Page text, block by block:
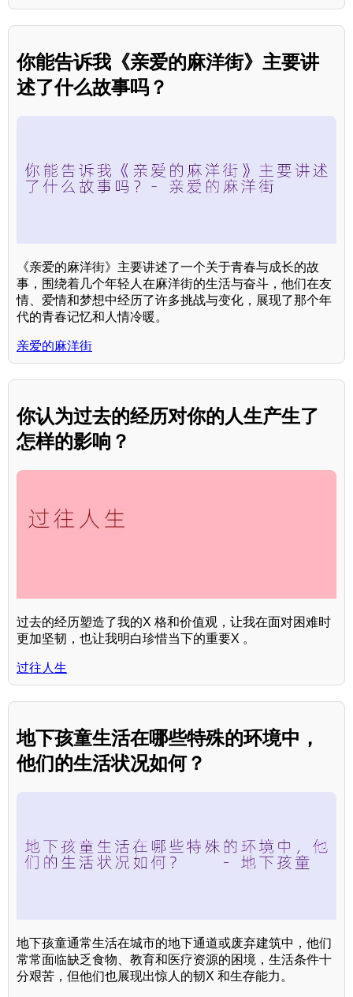
你能告诉我《亲爱的麻洋街》主要讲
述了什么故事吗？
《亲爱的麻洋街》主要讲述了一个关于青春与成长的故
事，围绕着几个年轻人在麻洋街的生活与奋斗，他们在友
情、爱情和梦想中经历了许多挑战与变化，展现了那个年
代的青春记忆和人情冷暖。
亲爱的麻洋街
你认为过去的经历对你的人生产生了
怎样的影响？
过去的经历塑造了我的X 格和价值观，让我在面对困难时
更加坚韧，也让我明白珍惜当下的重要X 。
过往人生
地下孩童生活在哪些特殊的环境中，
他们的生活状况如何？
地下孩童通常生活在城市的地下通道或废弃建筑中，他们
常常面临缺乏食物、教育和医疗资源的困境，生活条件十
分艰苦，但他们也展现出惊人的韧X 和生存能力。